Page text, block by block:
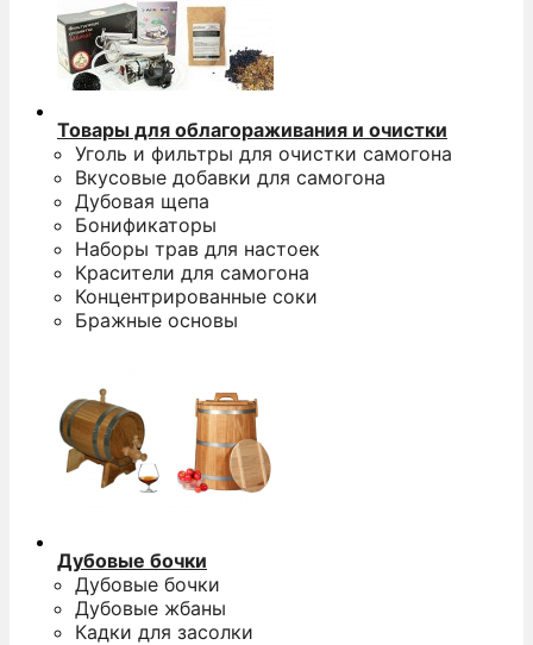
Товары для облагораживания и очистки
Уголь и фильтры для очистки самогона
Вкусовые добавки для самогона
Дубовая щепа
Бонификаторы
Наборы трав для настоек
Красители для самогона
Концентрированные соки
Бражные основы
Дубовые бочки
Дубовые бочки
Дубовые жбаны
Кадки для засолки